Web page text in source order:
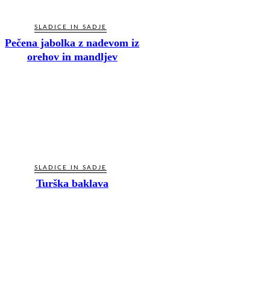
SLADICE IN SADJE
Pečena jabolka z nadevom iz
orehov in mandljev
SLADICE IN SADJE
Turška baklava